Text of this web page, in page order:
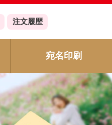
注文履歴
宛名印刷